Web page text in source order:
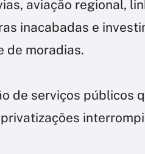
aviação regional,
inacabadas e
de moradias.
de serviços públicos